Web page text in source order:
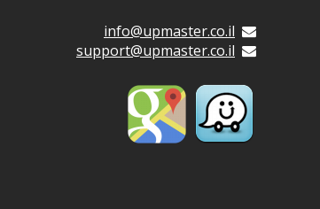
info@upmaster.co.il
support@upmaster.co.il